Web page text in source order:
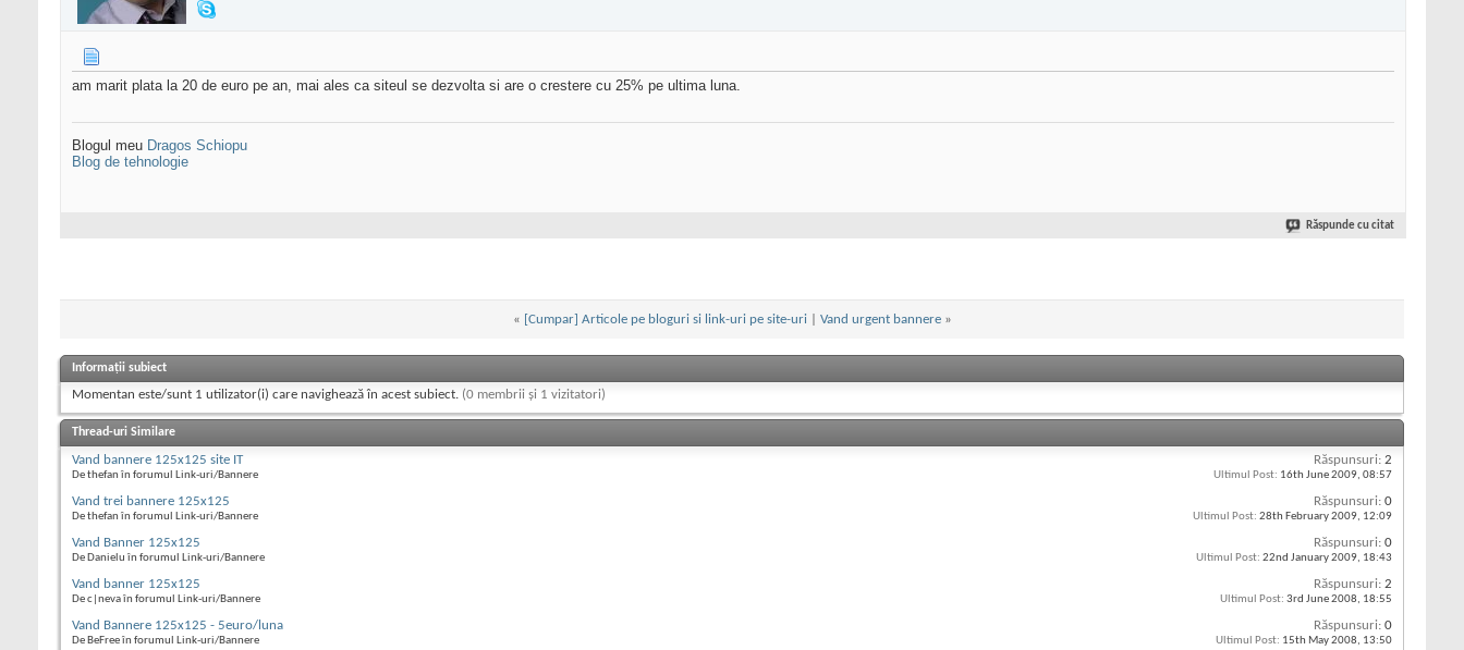
am marit plata la 20 de euro pe an, mai ales ca siteul se dezvolta si are o crestere cu 25% pe ultima luna.
Blogul meu Dragos Schiopu
Blog de tehnologie
Răspunde cu citat
« [Cumpar] Articole pe bloguri si link-uri pe site-uri Vand urgent bannere »
Informații subiect
Momentan este/sunt 1 utilizator(i) care navighează în acest subiect. (0 membrii și 1 vizitatori)
Thread-uri Similare
Vand bannere 125x125 site IT
De thefan în forumul Link-uri/Bannere
Răspunsuri: 2
Ultimul Post: 16th June 2009, 08:57
Vand trei bannere 125x125
De thefan în forumul Link-uri/Bannere
Răspunsuri: 0
Ultimul Post: 28th February 2009, 12:09
Vand Banner 125x125
De Danielu în forumul Link-uri/Bannere
Răspunsuri: 0
Ultimul Post: 22nd January 2009, 18:43
Vand banner 125x125
De c|neva în forumul Link-uri/Bannere
Răspunsuri: 2
Ultimul Post: 3rd June 2008, 18:55
Vand Bannere 125x125 - 5euro/luna
De BeFree în forumul Link-uri/Bannere
Răspunsuri: 0
Ultimul Post: 15th May 2008, 13:50